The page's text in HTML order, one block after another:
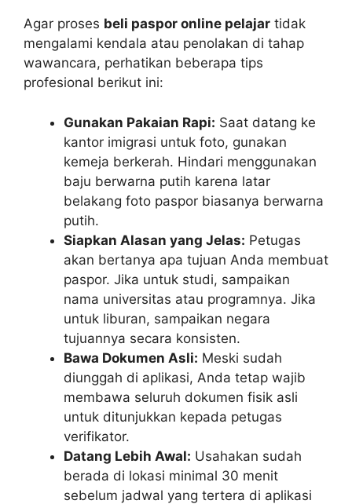
Agar proses beli paspor online pelajar tidak
mengalami kendala atau penolakan di tahap
wawancara, perhatikan beberapa tips
profesional berikut ini:
Gunakan Pakaian Rapi: Saat datang ke
kantor imigrasi untuk foto, gunakan
kemeja berkerah. Hindari menggunakan
baju berwarna putih karena latar
belakang foto paspor biasanya berwarna
putih.
Siapkan Alasan yang Jelas: Petugas
akan bertanya apa tujuan Anda membuat
paspor. Jika untuk studi, sampaikan
nama universitas atau programnya. Jika
untuk liburan, sampaikan negara
tujuannya secara konsisten.
Bawa Dokumen Asli: Meski sudah
diunggah di aplikasi, Anda tetap wajib
membawa seluruh dokumen fisik asli
untuk ditunjukkan kepada petugas
verifikator.
Datang Lebih Awal: Usahakan sudah
berada di lokasi minimal 30 menit
sebelum jadwal yang tertera di aplikasi